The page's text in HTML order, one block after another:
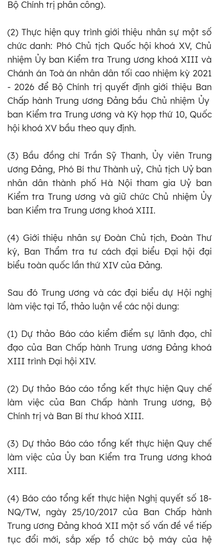
Bộ Chính trị phân công).
(2) Thực hiện quy trình giới thiệu nhân sự một số
chức danh: Phó Chủ tịch Quốc hội khoá XV, Chủ
nhiệm Ủy ban Kiểm tra Trung ương khoá XIII và
Chánh án Toà án nhân dân tối cao nhiệm kỳ 2021
- 2026 để Bộ Chính trị quyết định giới thiệu Ban
Chấp hành Trung ương Đảng bầu Chủ nhiệm Ủy
ban Kiểm tra Trung ương và Kỳ họp thứ 10, Quốc
hội khoá XV bầu theo quy định.
(3) Bầu đồng chí Trần Sỹ Thanh, Ủy viên Trung
ương Đảng, Phó Bí thư Thành uỷ, Chủ tịch Uỷ ban
nhân dân thành phố Hà Nội tham gia Uỷ ban
Kiểm tra Trung ương và giữ chức Chủ nhiệm Ủy
ban Kiểm tra Trung ương khoá XIII.
(4) Giới thiệu nhân sự Đoàn Chủ tịch, Đoàn Thư
ký, Ban Thẩm tra tư cách đại biểu Đại hội đại
biểu toàn quốc lần thứ XIV của Đảng.
Sau đó Trung ương và các đại biểu dự Hội nghị
làm việc tại Tổ, thảo luận về các nội dung:
(1) Dự thảo Báo cáo kiểm điểm sự lãnh đạo, chỉ
đạo của Ban Chấp hành Trung ương Đảng khoá
XIII trình Đại hội XIV.
(2) Dự thảo Báo cáo tổng kết thực hiện Quy chế
làm việc của Ban Chấp hành Trung ương, Bộ
Chính trị và Ban Bí thư khoá XIII.
(3) Dự thảo Báo cáo tổng kết thực hiện Quy chế
làm việc của Ủy ban Kiểm tra Trung ương khoá
XIII.
(4) Báo cáo tổng kết thực hiện Nghị quyết số 18-
NQ/TW, ngày 25/10/2017 của Ban Chấp hành
Trung ương Đảng khoá XII một số vấn đề về tiếp
tục đổi mới, sắp xếp tổ chức bộ máy của hệ